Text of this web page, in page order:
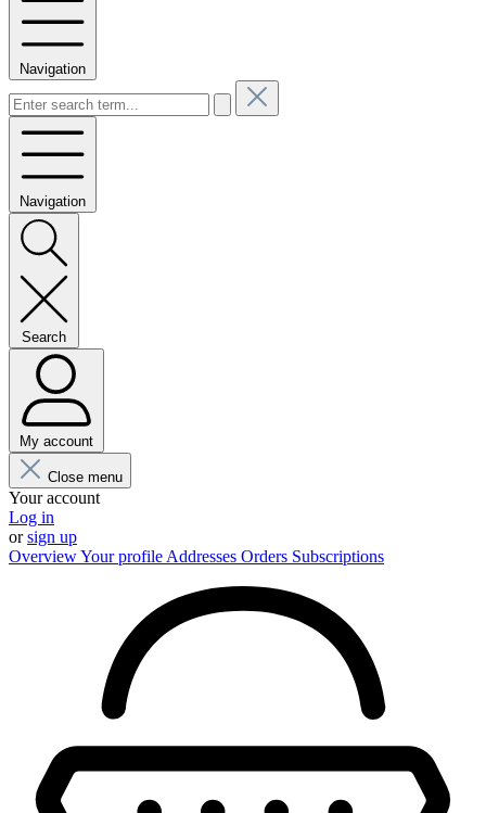
Navigation
Navigation
Search
My account
Close menu
Your account
Log in
orsign up
OverviewYour profile Addresses Orders Subscriptions